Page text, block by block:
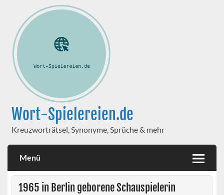
Wort-Spielereien.de
Kreuzworträtsel, Synonyme, Sprüche & mehr
Menü
1965 in Berlin geborene Schauspielerin